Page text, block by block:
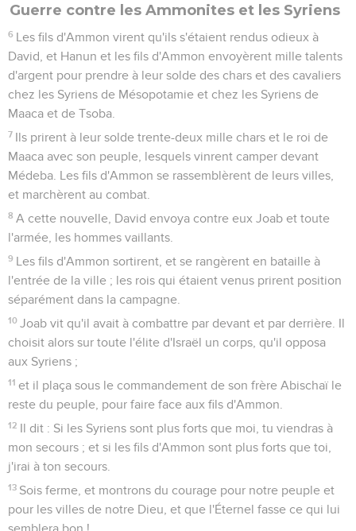
Guerre contre les Ammonites et les Syriens
6 Les fils d'Ammon virent qu'ils s'étaient rendus odieux à
David, et Hanun et les fils d'Ammon envoyèrent mille talents
d'argent pour prendre à leur solde des chars et des cavaliers
chez les Syriens de Mésopotamie et chez les Syriens de
Maaca et de Tsoba.
7 Ils prirent à leur solde trente-deux mille chars et le roi de
Maaca avec son peuple, lesquels vinrent camper devant
Médeba. Les fils d'Ammon se rassemblèrent de leurs villes,
et marchèrent au combat.
8 A cette nouvelle, David envoya contre eux Joab et toute
l'armée, les hommes vaillants.
9 Les fils d'Ammon sortirent, et se rangèrent en bataille à
l'entrée de la ville ; les rois qui étaient venus prirent position
séparément dans la campagne.
10 Joab vit qu'il avait à combattre par devant et par derrière. Il
choisit alors sur toute l'élite d'Israël un corps, qu'il opposa
aux Syriens ;
11 et il plaça sous le commandement de son frère Abischaï le
reste du peuple, pour faire face aux fils d'Ammon.
12 Il dit : Si les Syriens sont plus forts que moi, tu viendras à
mon secours ; et si les fils d'Ammon sont plus forts que toi,
j'irai à ton secours.
13 Sois ferme, et montrons du courage pour notre peuple et
pour les villes de notre Dieu, et que l'Éternel fasse ce qui lui
semblera bon !